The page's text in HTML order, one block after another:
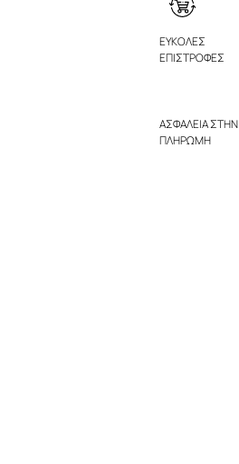
ΕΥΚΟΛΕΣ
ΕΠΙΣΤΡΟΦΕΣ
ΑΣΦΑΛΕΙΑ ΣΤΗΝ
ΠΛΗΡΩΜΗ